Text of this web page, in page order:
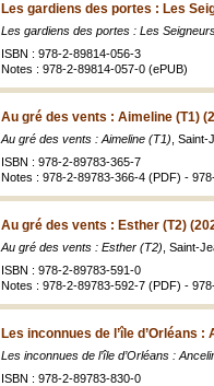
Les gardiens des portes : Les
Les gardiens des portes : Les
ISBN : 978-2-89814-056-3
Notes : 978-2-89814-057-0 (ePUB)
Au gré des vents : Aimeline (T1)
Au gré des vents : Aimeline (T1) ,
ISBN : 978-2-89783-365-7
Notes : 978-2-89783-366-4 (PDF) -
Au gré des vents : Esther (T2)
Au gré des vents : Esther (T2) , Saint-
ISBN : 978-2-89783-591-0
Notes : 978-2-89783-592-7 (PDF) -
Les inconnues de l’île d’Orléans :
Les inconnues de l’île d’Orléans :
ISBN : 978-2-89783-830-0